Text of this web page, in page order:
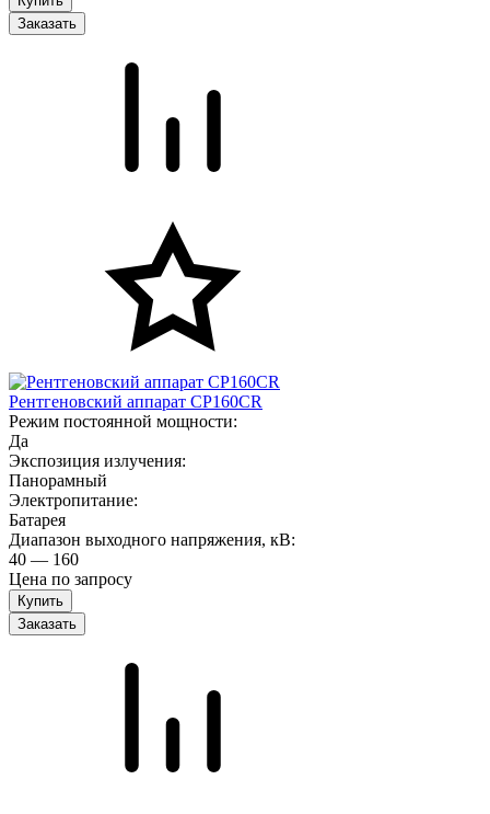
Заказать
Рентгеновский аппарат CP160CR
Режим постоянной мощности:
Да
Экспозиция излучения:
Панорамный
Электропитание:
Батарея
Диапазон выходного напряжения, кВ:
40 — 160
Цена по запросу
Заказать